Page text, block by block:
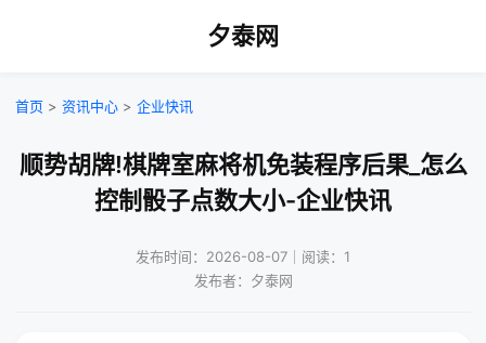
夕泰网
首页 > 资讯中心 > 企业快讯
顺势胡牌!棋牌室麻将机免装程序后果_怎么
控制骰子点数大小-企业快讯
发布时间：2026-08-07｜阅读：1
发布者：夕泰网